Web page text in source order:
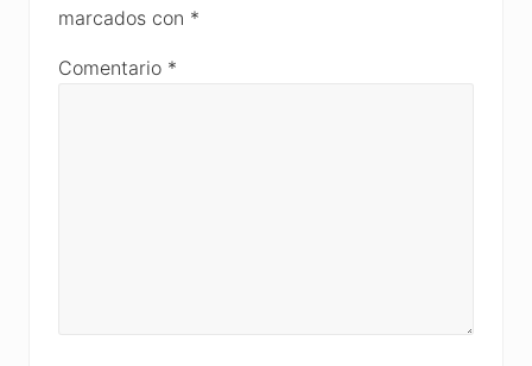
marcados con *
Comentario *